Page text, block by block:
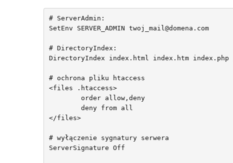
# ServerAdmin:
SetEnv SERVER_ADMIN twoj_mail@domena.com
# DirectoryIndex:
DirectoryIndex index.html index.htm index.php
# ochrona pliku htaccess
<files .htaccess>
</files>
# wyłączenie sygnatury serwera
ServerSignature Off